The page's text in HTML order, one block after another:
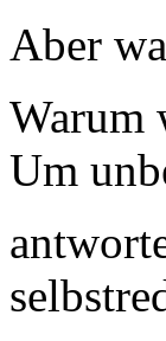
Aber
Warum
Um